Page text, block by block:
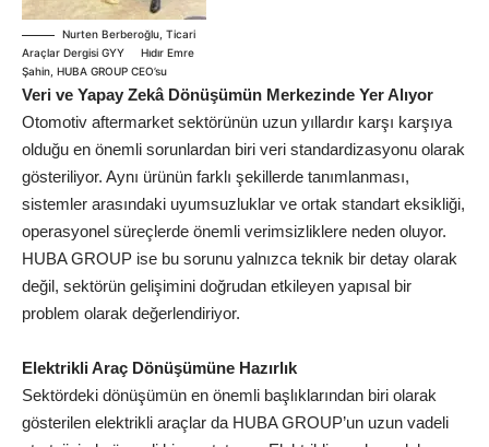
Nurten Berberoğlu, Ticari
Araçlar Dergisi GYY Hıdır Emre
Şahin, HUBA GROUP CEO’su
Veri ve Yapay Zekâ Dönüşümün Merkezinde Yer Alıyor
Otomotiv aftermarket sektörünün uzun yıllardır karşı karşıya
olduğu en önemli sorunlardan biri veri standardizasyonu olarak
gösteriliyor. Aynı ürünün farklı şekillerde tanımlanması,
sistemler arasındaki uyumsuzluklar ve ortak standart eksikliği,
operasyonel süreçlerde önemli verimsizliklere neden oluyor.
HUBA GROUP ise bu sorunu yalnızca teknik bir detay olarak
değil, sektörün gelişimini doğrudan etkileyen yapısal bir
problem olarak değerlendiriyor.
Elektrikli Araç Dönüşümüne Hazırlık
Sektördeki dönüşümün en önemli başlıklarından biri olarak
gösterilen elektrikli araçlar da HUBA GROUP’un uzun vadeli